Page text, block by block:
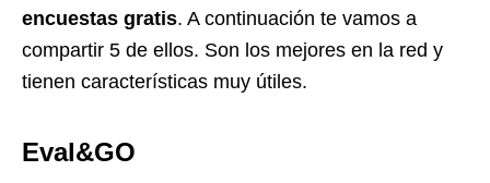
encuestas gratis. A continuación te vamos a
compartir 5 de ellos. Son los mejores en la red y
tienen características muy útiles.
Eval&GO